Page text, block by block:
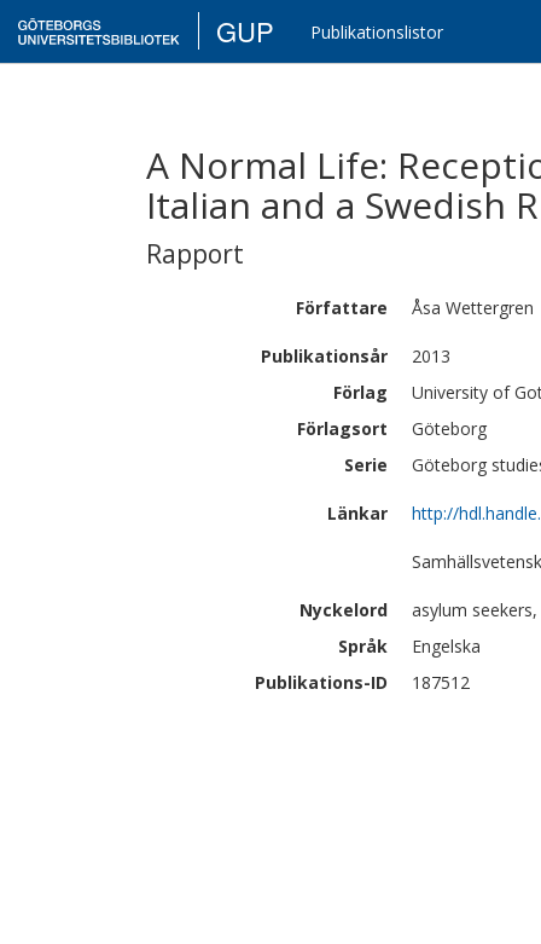
GUP Publikationslistor
A Normal Life:
Italian and a Swedish
Rapport
Författare Åsa Wettergren
Publikationsår
2013
Förlag
University of
Förlagsort
Göteborg
Serie
Göteborg
Länkar http://
Nyckelord
asylum
Språk
Engelska
Publikations-ID
187512